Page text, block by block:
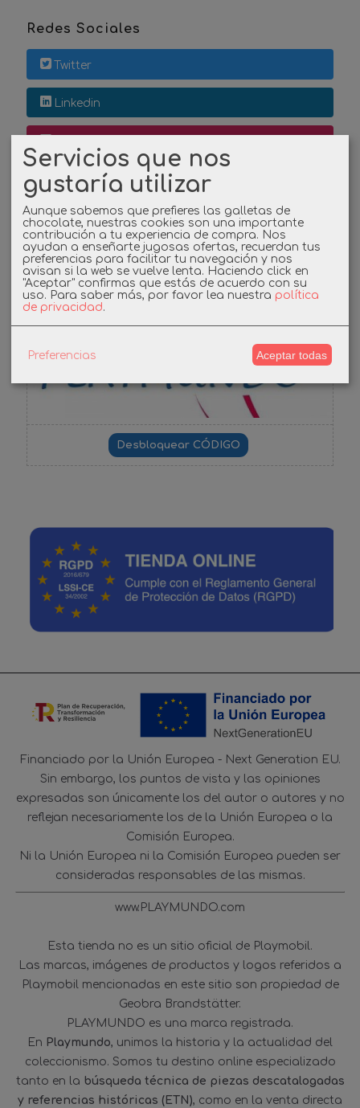
Redes Sociales
Twitter
Linkedin
Facebook
Cupones
DESCUENTO BIENVENIDA
-3%
Financiado por la Unión Europea - Next Generation EU.
Sin embargo, los puntos de vista y las opiniones
expresadas son únicamente los del autor o autores y no
reflejan necesariamente los de la Unión Europea o la
Comisión Europea.
Ni la Unión Europea ni la Comisión Europea pueden ser
consideradas responsables de las mismas.
www.PLAYMUNDO.com
Esta tienda no es un sitio oficial de Playmobil.
Las marcas, imágenes de productos y logos referidos a
Playmobil mencionadas en este sitio son propiedad de
Geobra Brandstätter.
PLAYMUNDO es una marca registrada.
En Playmundo, unimos la historia y la actualidad del
coleccionismo. Somos tu destino online especializado
tanto en la búsqueda técnica de piezas descatalogadas
y referencias históricas (ETN), como en la venta directa
Servicios que nos
gustaría utilizar
Aunque sabemos que prefieres las galletas de
chocolate, nuestras cookies son una importante
contribución a tu experiencia de compra. Nos
ayudan a enseñarte jugosas ofertas, recuerdan tus
preferencias para facilitar tu navegación y nos
avisan si la web se vuelve lenta. Haciendo click en
"Aceptar" confirmas que estás de acuerdo con su
uso. Para saber más, por favor lea nuestra política
de privacidad.
Preferencias Aceptar todas